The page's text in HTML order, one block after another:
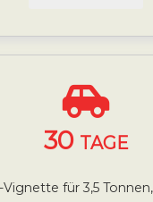
30 TAGE
Vignette für 3,5